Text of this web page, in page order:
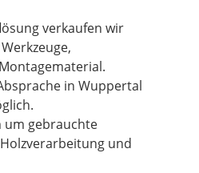
verkaufen wir
in Wuppertal
um gebrauchte
und